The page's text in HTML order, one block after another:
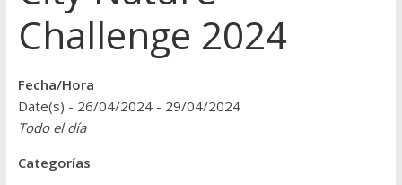
Challenge 2024
Fecha/Hora
Date(s) - 26/04/2024 - 29/04/2024
Todo el día
Categorías